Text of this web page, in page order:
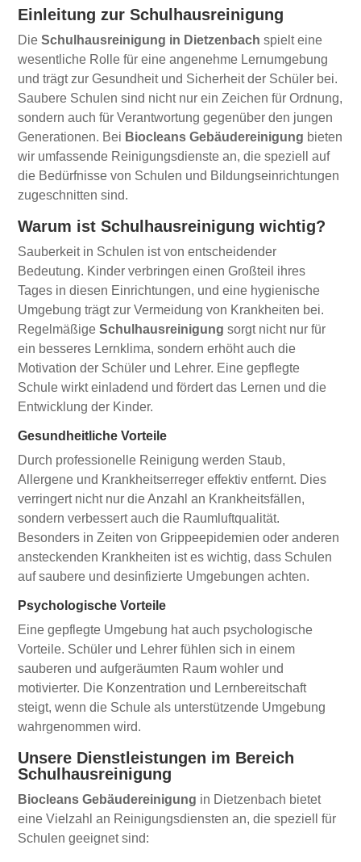
Einleitung zur Schulhausreinigung
DieSchulhausreinigung in Dietzenbach spielt eine
wesentliche Rolle für eine angenehme Lernumgebung
und trägt zur Gesundheit und Sicherheit der Schüler bei.
Saubere Schulen sind nicht nur ein Zeichen für Ordnung,
sondern auch für Verantwortung gegenüber den jungen
Generationen. Bei Biocleans Gebäudereinigung bieten
wir umfassende Reinigungsdienste an, die speziell auf
die Bedürfnisse von Schulen und Bildungseinrichtungen
zugeschnitten sind.
Warum ist Schulhausreinigung wichtig?
Sauberkeit in Schulen ist von entscheidender
Bedeutung. Kinder verbringen einen Großteil ihres
Tages in diesen Einrichtungen, und eine hygienische
Umgebung trägt zur Vermeidung von Krankheiten bei.
RegelmäßigeSchulhausreinigung sorgt nicht nur für
ein besseres Lernklima, sondern erhöht auch die
Motivation der Schüler und Lehrer. Eine gepflegte
Schule wirkt einladend und fördert das Lernen und die
Entwicklung der Kinder.
Gesundheitliche Vorteile
Durch professionelle Reinigung werden Staub,
Allergene und Krankheitserreger effektiv entfernt. Dies
verringert nicht nur die Anzahl an Krankheitsfällen,
sondern verbessert auch die Raumluftqualität.
Besonders in Zeiten von Grippeepidemien oder anderen
ansteckenden Krankheiten ist es wichtig, dass Schulen
auf saubere und desinfizierte Umgebungen achten.
Psychologische Vorteile
Eine gepflegte Umgebung hat auch psychologische
Vorteile. Schüler und Lehrer fühlen sich in einem
sauberen und aufgeräumten Raum wohler und
motivierter. Die Konzentration und Lernbereitschaft
steigt, wenn die Schule als unterstützende Umgebung
wahrgenommen wird.
Unsere Dienstleistungen im Bereich
Schulhausreinigung
Biocleans Gebäudereinigung in Dietzenbach bietet
eine Vielzahl an Reinigungsdiensten an, die speziell für
Schulen geeignet sind: